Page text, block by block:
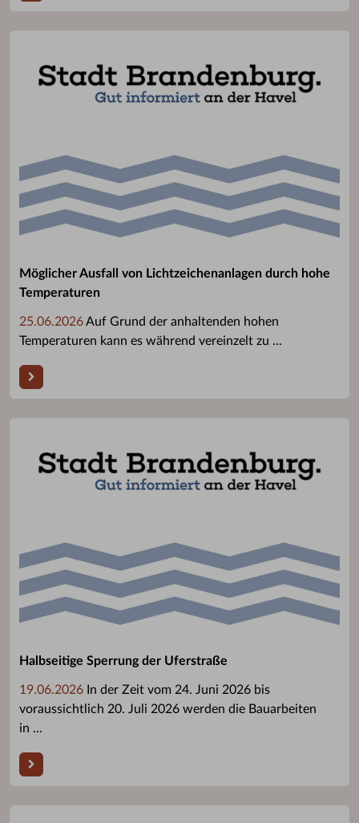
Möglicher Ausfall von Lichtzeichenanlagen durch hohe
Temperaturen
25.06.2026Auf Grund der anhaltenden hohen
Temperaturen kann es während vereinzelt zu ...
Halbseitige Sperrung der Uferstraße
19.06.2026 In der Zeit vom 24. Juni 2026 bis
voraussichtlich 20. Juli 2026 werden die Bauarbeiten
in ...